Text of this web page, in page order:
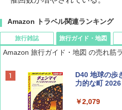
Amazon トラベル関連ランキング
旅行雑誌
BE-PAL(ビ-パ
SOTO ミニマ
￥1,500
旅行ガイド・地図
Amazon 旅行ガイド・地図 の売れ筋
D40 地球の歩
力的な町
￥2,079